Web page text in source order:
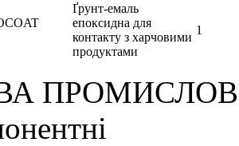
Ґрунт-емаль
епоксидна для
контакту з харчовими
продуктами
1